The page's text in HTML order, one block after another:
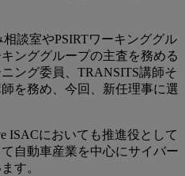
談室やPSIRTワーキンググル
ンググループの主査を務める
ング委員、TRANSITS講師そ
を務め、今回、新任理事に選
ISACにおいても推進役として
自動車産業を中心にサイバー
す。